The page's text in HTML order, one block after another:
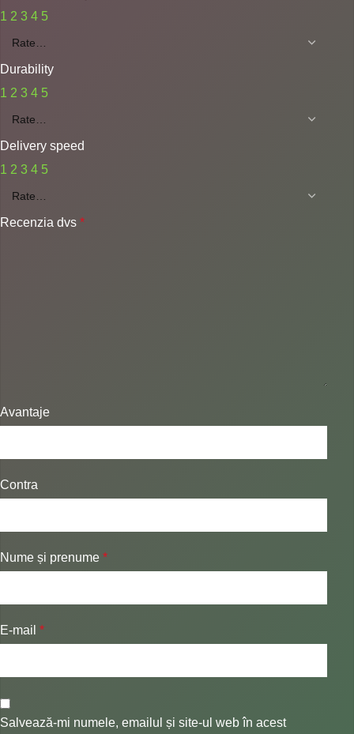
1 2 3 4 5
Durability
1 2 3 4 5
Delivery speed
1 2 3 4 5
Recenzia dvs*
Avantaje
Contra
Nume și prenume*
E-mail*
Salvează-mi numele, emailul și site-ul web în acest